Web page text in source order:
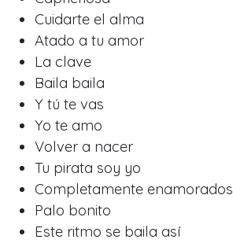
Cuidarte el alma
Atado a tu amor
La clave
Baila baila
Y tú te vas
Yo te amo
Volver a nacer
Tu pirata soy yo
Completamente enamorados
Palo bonito
Este ritmo se baila así